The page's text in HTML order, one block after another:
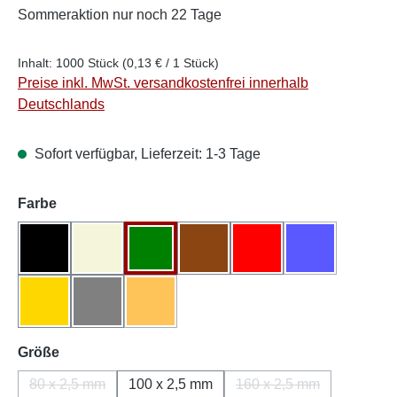
Sommeraktion nur noch 22 Tage
Inhalt: 1000 Stück (0,13 € / 1 Stück)
Preise inkl. MwSt. versandkostenfrei innerhalb
Deutschlands
Sofort verfügbar, Lieferzeit: 1-3 Tage
Farbeauswählen
Größeauswählen
80 x 2,5 mm 100 x 2,5 mm 160 x 2,5 mm